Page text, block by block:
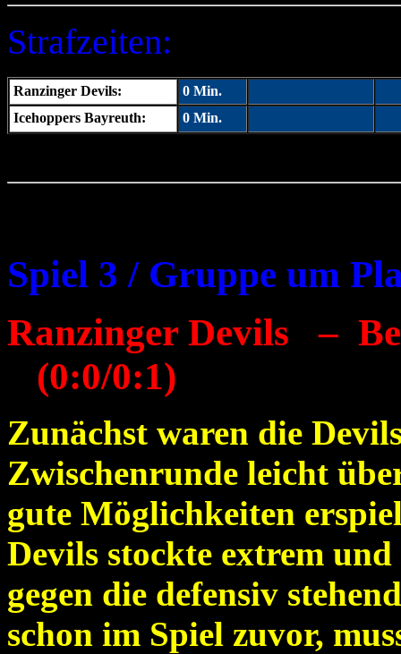
Strafzeiten:
Ranzinger Devils: 0 Min.
Icehoppers Bayreuth:
0 Min.
Spiel 3 / Gruppe um
Ranzinger Devils –
(0:0/0:1)
Zunächst waren die
Zwischenrunde leicht
gute Möglichkeiten
Devils stockte extrem
gegen die defensiv
schon im Spiel zuvor,